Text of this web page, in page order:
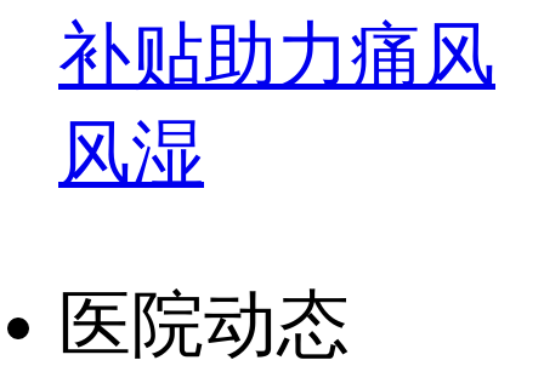
补贴助力痛风
风湿
医院动态